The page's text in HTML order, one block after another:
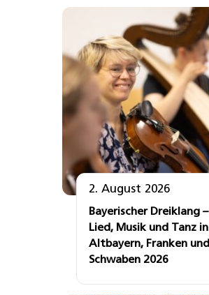
2. August 2026
Bayerischer Dreiklang –
Lied, Musik und Tanz in
Altbayern, Franken und
Schwaben 2026